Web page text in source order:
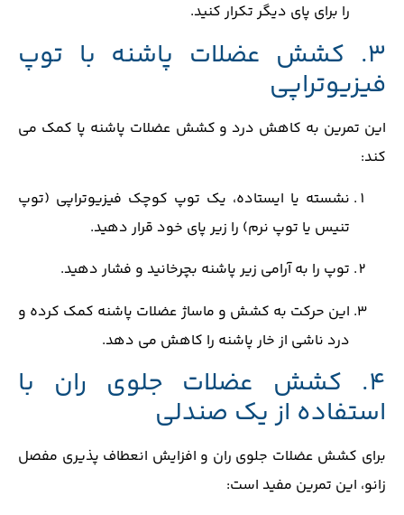
را برای پای دیگر تکرار کنید.
3. کشش عضلات پاشنه با توپ
فیزیوتراپی
این تمرین به کاهش درد و کشش عضلات پاشنه پا کمک می‌
کند:
نشسته یا ایستاده، یک توپ کوچک فیزیوتراپی (توپ
تنیس یا توپ نرم) را زیر پای خود قرار دهید.
توپ را به ‌آرامی زیر پاشنه بچرخانید و فشار دهید.
این حرکت به کشش و ماساژ عضلات پاشنه کمک کرده و
درد ناشی از خار پاشنه را کاهش می ‌دهد.
4. کشش عضلات جلوی ران با
استفاده از یک صندلی
برای کشش عضلات جلوی ران و افزایش انعطاف ‌پذیری مفصل
زانو، این تمرین مفید است: